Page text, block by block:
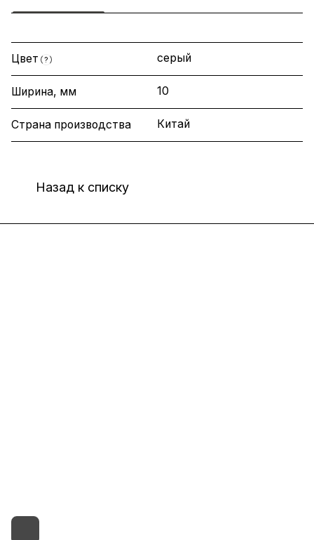
Цвет ? серый
Ширина, мм 10
Страна производства Китай
Назад к списку